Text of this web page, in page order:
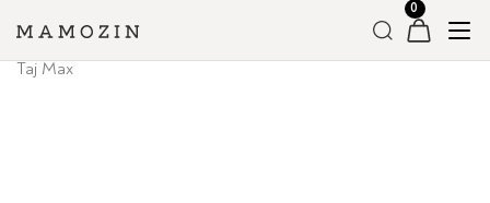
Головна » Магазин Унісекс парфумерія »
Taj Max